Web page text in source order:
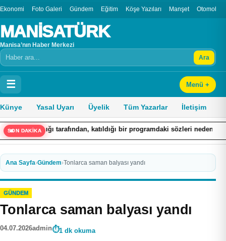
Ekonomi Foto Galeri Gündem Eğitim Köşe Yazıları Manşet Otomobil
MANİSATÜRK
Manisa’nın Haber Merkezi
Arama Ara
☰ Menü +
Künye Yasal Uyarı Üyelik Tüm Yazarlar İletişim
SON DAKİKAbir programdaki sözleri nedeniyle hakkında
Ana Sayfa›Gündem›Tonlarca saman balyası yandı
GÜNDEM
Tonlarca saman balyası yandı
04.07.2026admin 1 dk okuma